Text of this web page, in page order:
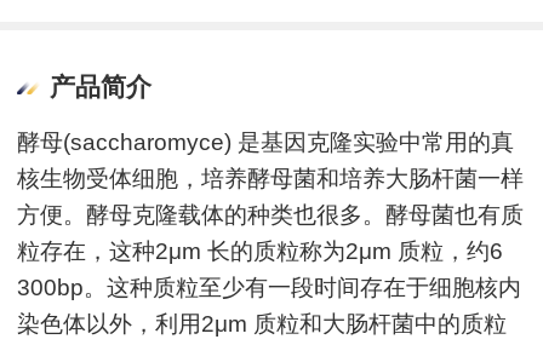
产品简介
酵母(saccharomyce) 是基因克隆实验中常用的真
核生物受体细胞，培养酵母菌和培养大肠杆菌一样
方便。酵母克隆载体的种类也很多。酵母菌也有质
粒存在，这种2μm 长的质粒称为2μm 质粒，约6
300bp。这种质粒至少有一段时间存在于细胞核内
染色体以外，利用2μm 质粒和大肠杆菌中的质粒